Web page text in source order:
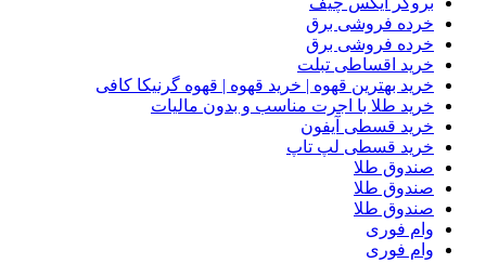
خرده فروشی برق
خرده فروشی برق
خرید اقساطی تبلت
خرید بهترین قهوه | خرید قهوه | قهوه گرنیکا کافی
خرید طلا با اجرت مناسب و بدون مالیات
خرید قسطی آیفون
خرید قسطی لپ تاپ
صندوق طلا
صندوق طلا
صندوق طلا
وام فوری
وام فوری